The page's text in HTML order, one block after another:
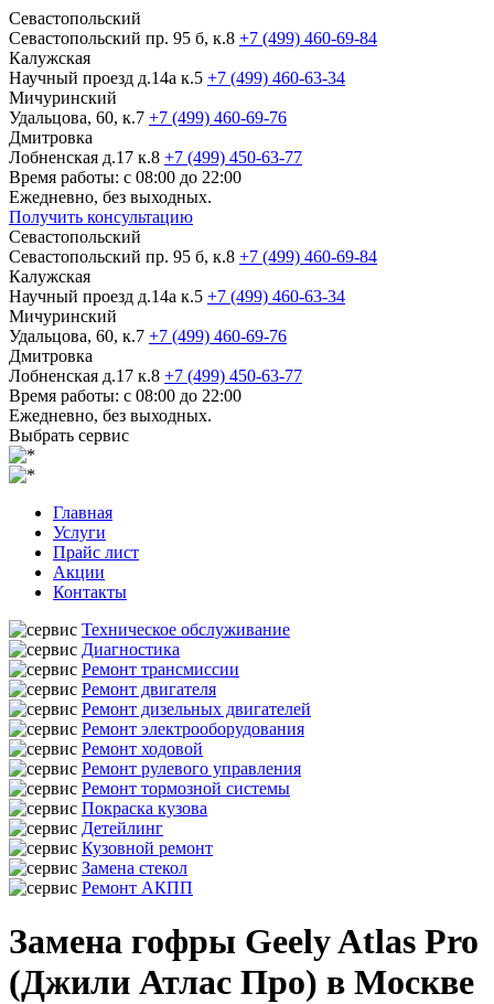
Севастопольский
Севастопольский пр. 95 б, к.8 +7 (499) 460-69-84
Калужская
Научный проезд д.14а к.5 +7 (499) 460-63-34
Мичуринский
Удальцова, 60, к.7 +7 (499) 460-69-76
Дмитровка
Лобненская д.17 к.8 +7 (499) 450-63-77
Время работы: с 08:00 до 22:00
Ежедневно, без выходных.
Получить консультацию
Севастопольский
Севастопольский пр. 95 б, к.8 +7 (499) 460-69-84
Калужская
Научный проезд д.14а к.5 +7 (499) 460-63-34
Мичуринский
Удальцова, 60, к.7 +7 (499) 460-69-76
Дмитровка
Лобненская д.17 к.8 +7 (499) 450-63-77
Время работы: с 08:00 до 22:00
Ежедневно, без выходных.
Выбрать сервис
Главная
Услуги
Прайс лист
Акции
Контакты
Техническое обслуживание
Диагностика
Ремонт трансмиссии
Ремонт двигателя
Ремонт дизельных двигателей
Ремонт электрооборудования
Ремонт ходовой
Ремонт рулевого управления
Ремонт тормозной системы
Покраска кузова
Детейлинг
Кузовной ремонт
Замена стекол
Ремонт АКПП
Замена гофры Geely Atlas Pro
(Джили Атлас Про) в Москве